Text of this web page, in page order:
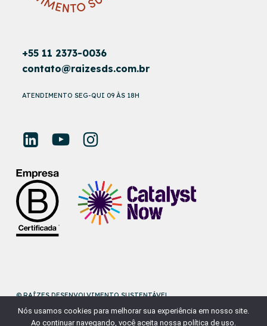
+55 11 2373-0036
contato@raizesds.com.br
ATENDIMENTO SEG-QUI 09 ÀS 18H
© RAÍZES DESENVOLVIMENTO SUSTENTÁVEL
DESENVOLVIDO PORNAÇÃODESIGN
Nós usamos cookies para melhorar sua experiência em nosso site.
Ao continuar navegando, você aceita nossa política de uso.